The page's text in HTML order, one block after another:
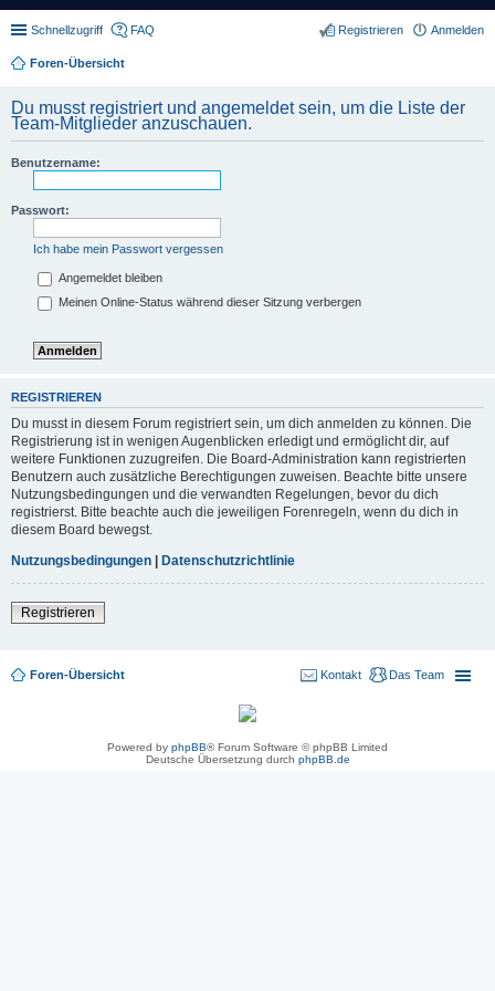
Schnellzugriff FAQ Anmelden
Registrieren
Foren-Übersicht
Du musst registriert und angemeldet sein, um die Liste der
Team-Mitglieder anzuschauen.
Benutzername:
Passwort:
Ich habe mein Passwort vergessen
Angemeldet bleiben
Meinen Online-Status während dieser Sitzung verbergen
REGISTRIEREN
Du musst in diesem Forum registriert sein, um dich anmelden zu können. Die
Registrierung ist in wenigen Augenblicken erledigt und ermöglicht dir, auf
weitere Funktionen zuzugreifen. Die Board-Administration kann registrierten
Benutzern auch zusätzliche Berechtigungen zuweisen. Beachte bitte unsere
Nutzungsbedingungen und die verwandten Regelungen, bevor du dich
registrierst. Bitte beachte auch die jeweiligen Forenregeln, wenn du dich in
diesem Board bewegst.
Nutzungsbedingungen | Datenschutzrichtlinie
Registrieren
Foren-Übersicht Das Team
Kontakt
Powered by phpBB® Forum Software © phpBB Limited
Deutsche Übersetzung durch phpBB.de